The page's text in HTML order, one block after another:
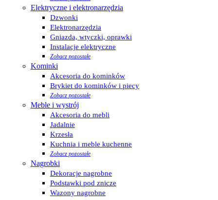
Elektryczne i elektronarzędzia
Dzwonki
Elektronarzędzia
Gniazda, wtyczki, oprawki
Instalacje elektryczne
Zobacz pozostałe
Kominki
Akcesoria do kominków
Brykiet do kominków i piecy
Zobacz pozostałe
Meble i wystrój
Akcesoria do mebli
Jadalnie
Krzesła
Kuchnia i meble kuchenne
Zobacz pozostałe
Nagrobki
Dekoracje nagrobne
Podstawki pod znicze
Wazony nagrobne